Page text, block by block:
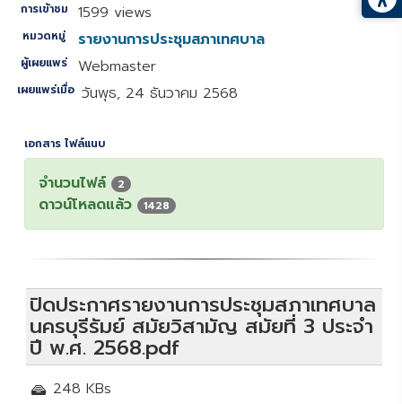
การเข้าชม 1599 views
หมวดหมู่ รายงานการประชุมสภาเทศบาล
ผู้เผยแพร่ Webmaster
เผยแพร่เมื่อ วันพุธ, 24 ธันวาคม 2568
เอกสาร ไฟล์แนบ
จำนวนไฟล์ 2
ดาวน์โหลดแล้ว 1428
ปิดประกาศรายงานการประชุมสภาเทศบาล
นครบุรีรัมย์ สมัยวิสามัญ สมัยที่ 3 ประจำ
ปี พ.ศ. 2568.pdf
248 KBs